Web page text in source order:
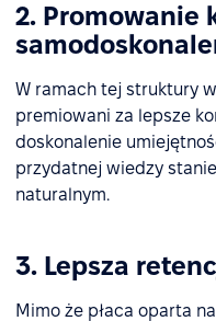
2. Promowanie
W ramach tej struktury
premiowani za lepsze
doskonalenie
przydatnej wiedzy
naturalnym.
3. Lepsza
Mimo że płaca oparta